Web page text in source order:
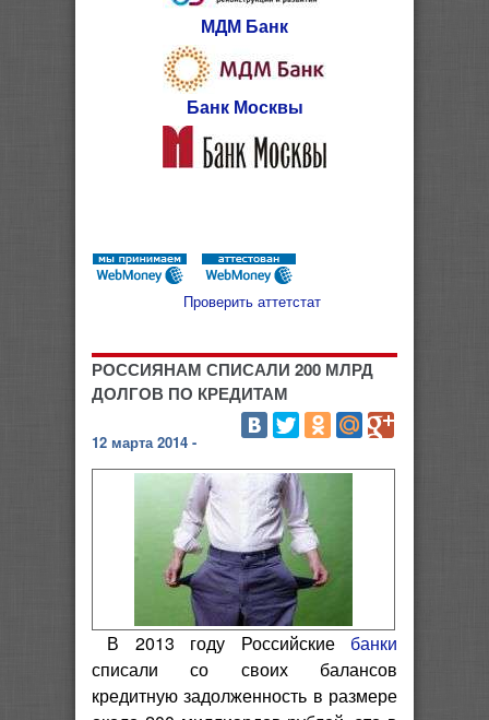
МДМ Банк
Банк Москвы
Проверить аттетстат
РОССИЯНАМ СПИСАЛИ 200 МЛРД
ДОЛГОВ ПО КРЕДИТАМ
12 марта 2014 -
В 2013 году Российские банки
списали со своих балансов
кредитную задолженность в размере